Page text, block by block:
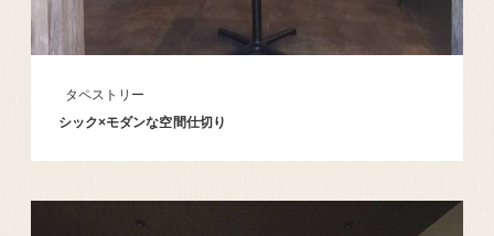
タペストリー
シック×モダンな空間仕切り